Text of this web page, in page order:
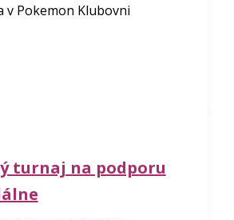
v Pokemon Klubovni
turnaj na podporu